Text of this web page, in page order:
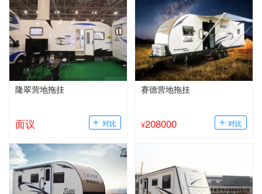
隆翠营地拖挂
面议
赛德营地拖挂
¥208000